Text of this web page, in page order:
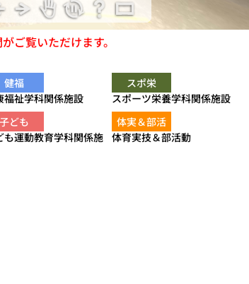
ご覧いただけます。
健福
福祉学科関係施設
スポ栄
スポーツ栄養学科関係施設
子ども
も運動教育学科関係施
体実＆部活
体育実技＆部活動